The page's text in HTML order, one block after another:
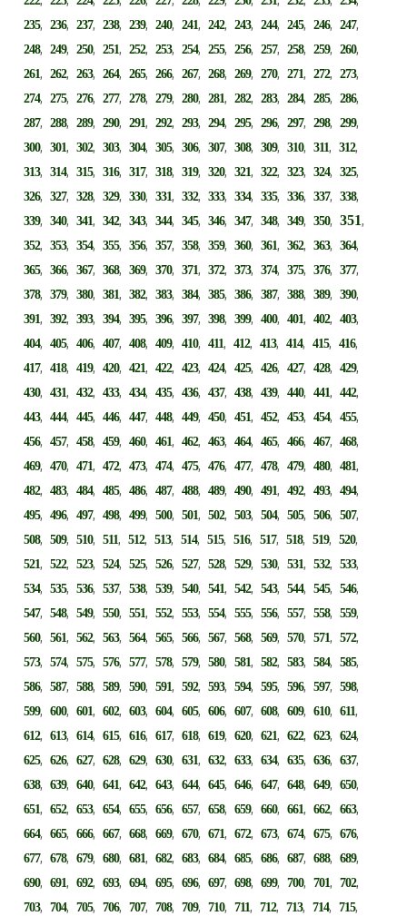
235,236,237,238,239,240,241,242,243,244,245,246,247,
248,249,250,251,252,253,254,255,256,257,258,259,260,
261,262,263,264,265,266,267,268,269,270,271,272,273,
274,275,276,277,278,279,280,281,282,283,284,285,286,
287,288,289,290,291,292,293,294,295,296,297,298,299,
300,301,302,303,304,305,306,307,308,309,310,311,312,
313,314,315,316,317,318,319,320,321,322,323,324,325,
326,327,328,329,330,331,332,333,334,335,336,337,338,
339,340,341,342,343,344,345,346,347,348,349,350,351,
352,353,354,355,356,357,358,359,360,361,362,363,364,
365,366,367,368,369,370,371,372,373,374,375,376,377,
378,379,380,381,382,383,384,385,386,387,388,389,390,
391,392,393,394,395,396,397,398,399,400,401,402,403,
404,405,406,407,408,409,410,411,412,413,414,415,416,
417,418,419,420,421,422,423,424,425,426,427,428,429,
430,431,432,433,434,435,436,437,438,439,440,441,442,
443,444,445,446,447,448,449,450,451,452,453,454,455,
456,457,458,459,460,461,462,463,464,465,466,467,468,
469,470,471,472,473,474,475,476,477,478,479,480,481,
482,483,484,485,486,487,488,489,490,491,492,493,494,
495,496,497,498,499,500,501,502,503,504,505,506,507,
508,509,510,511,512,513,514,515,516,517,518,519,520,
521,522,523,524,525,526,527,528,529,530,531,532,533,
534,535,536,537,538,539,540,541,542,543,544,545,546,
547,548,549,550,551,552,553,554,555,556,557,558,559,
560,561,562,563,564,565,566,567,568,569,570,571,572,
573,574,575,576,577,578,579,580,581,582,583,584,585,
586,587,588,589,590,591,592,593,594,595,596,597,598,
599,600,601,602,603,604,605,606,607,608,609,610,611,
612,613,614,615,616,617,618,619,620,621,622,623,624,
625,626,627,628,629,630,631,632,633,634,635,636,637,
638,639,640,641,642,643,644,645,646,647,648,649,650,
651,652,653,654,655,656,657,658,659,660,661,662,663,
664,665,666,667,668,669,670,671,672,673,674,675,676,
677,678,679,680,681,682,683,684,685,686,687,688,689,
690,691,692,693,694,695,696,697,698,699,700,701,702,
703,704,705,706,707,708,709,710,711,712,713,714,715,